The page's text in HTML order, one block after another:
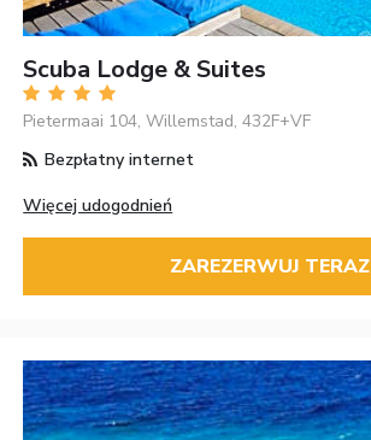
Scuba Lodge & Suites
Pietermaai 104, Willemstad, 432F+VF
Bezpłatny internet
Więcej udogodnień
ZAREZERWUJ TERAZ